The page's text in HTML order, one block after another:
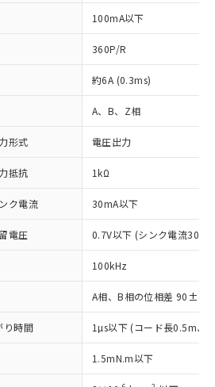
100mA以下
360P/R
約6A (0.3ms)
A、B、Z相
形式 電圧出力
抵抗 1kΩ
ク電流 30mA以下
電圧 0.7V以下 (シンク電流
100kHz
A相、B相の位相差
り時間 1µs以下 (コード長0.5m、
1.5mN.m以下
RoHS指令（10物質）の
た製品が提供可能な商品で